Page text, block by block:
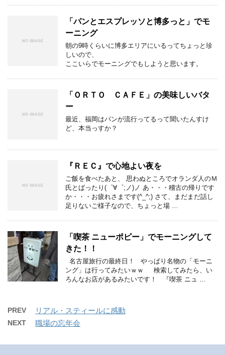
「パンとエスプレッソと博多っと」でモ
ーニング
朝の9時くらいに博多エリアにいるってちょっと珍
しいので、
ここいらでモーニングでもしようと思います。
「ＯＲＴＯ ＣＡＦＥ」の美味しいバタ
ー
最近、福岡はパンが流行ってるって聞いたんすけ
ど、本当っすか？
『ＲＥＣ』で心地よい夜を
ご飯を食べたあと、 思わぬところでオランダ人のＭ
氏とばったり(゜∀゜;ノ)ノ あ・・・稽古の帰りです
か・・・お疲れさまです(^_^;) さて、まだまだ話し
足りないご様子なので、ちょっと場 …
「喫茶 ニューポピー」でモーニングして
きた！！
名古屋旅行の最終日！ やっぱり名物の「モーニ
ング」は行ってみたいｗｗ 検索してみたら、い
ろんなお店があるみたいです！ 『喫茶 ニュ …
PREV リアル・スティールに感動
NEXT 職場の忘年会